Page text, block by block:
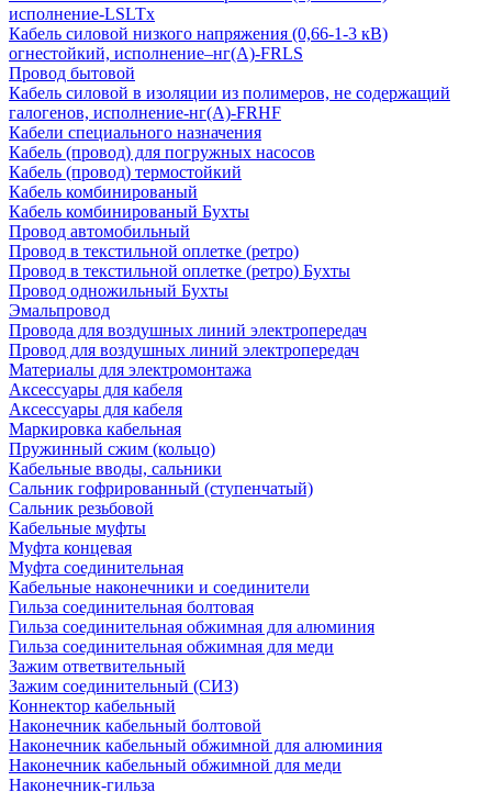
исполнение-LSLTx
Кабель силовой низкого напряжения (0,66-1-3 кВ)
огнестойкий, исполнение–нг(А)-FRLS
Провод бытовой
Кабель силовой в изоляции из полимеров, не содержащий
галогенов, исполнение-нг(А)-FRHF
Кабели специального назначения
Кабель (провод) для погружных насосов
Кабель (провод) термостойкий
Кабель комбинированый
Кабель комбинированый Бухты
Провод автомобильный
Провод в текстильной оплетке (ретро)
Провод в текстильной оплетке (ретро) Бухты
Провод одножильный Бухты
Эмальпровод
Провода для воздушных линий электропередач
Провод для воздушных линий электропередач
Материалы для электромонтажа
Аксессуары для кабеля
Аксессуары для кабеля
Маркировка кабельная
Пружинный сжим (кольцо)
Кабельные вводы, сальники
Сальник гофрированный (ступенчатый)
Сальник резьбовой
Кабельные муфты
Муфта концевая
Муфта соединительная
Кабельные наконечники и соединители
Гильза соединительная болтовая
Гильза соединительная обжимная для алюминия
Гильза соединительная обжимная для меди
Зажим ответвительный
Зажим соединительный (СИЗ)
Коннектор кабельный
Наконечник кабельный болтовой
Наконечник кабельный обжимной для алюминия
Наконечник кабельный обжимной для меди
Наконечник-гильза